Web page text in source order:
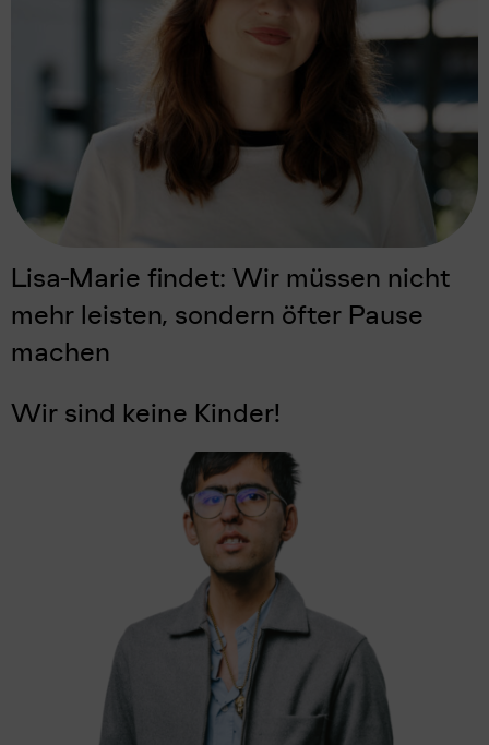
Lisa-Marie findet: Wir müssen nicht
mehr leisten, sondern öfter Pause
machen
Wir sind keine Kinder!